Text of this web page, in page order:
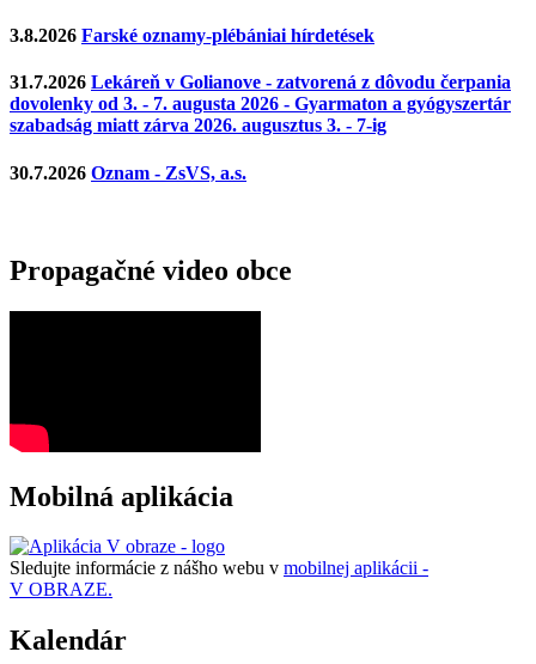
3.8.2026 Farské oznamy-plébániai hírdetések
31.7.2026 Lekáreň v Golianove - zatvorená z dôvodu čerpania
dovolenky od 3. - 7. augusta 2026 - Gyarmaton a gyógyszertár
szabadság miatt zárva 2026. augusztus 3. - 7-ig
30.7.2026 Oznam - ZsVS, a.s.
Propagačné video obce
Mobilná aplikácia
Sledujte informácie z nášho webu v mobilnej aplikácii -
V OBRAZE.
Kalendár